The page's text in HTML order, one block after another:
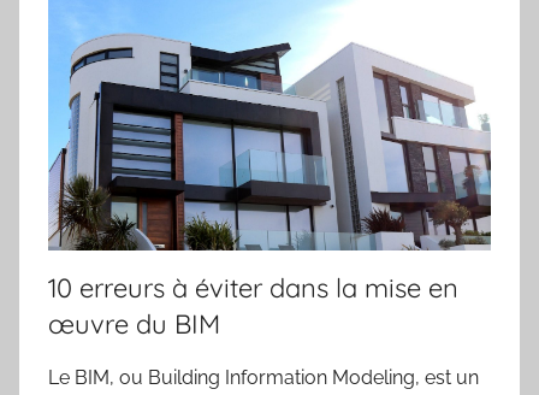
10 erreurs à éviter dans la mise en
œuvre du BIM
Le BIM, ou Building Information Modeling, est un